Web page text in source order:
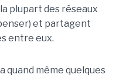
plupart des réseaux
et partagent
entre eux.
quand même quelques